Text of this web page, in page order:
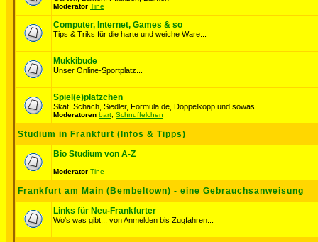
Moderator Tine
Computer, Internet, Games & so
Tips & Triks für die harte und weiche Ware...
Mukkibude
Unser Online-Sportplatz...
Spiel(e)plätzchen
Skat, Schach, Siedler, Formula de, Doppelkopp und sowas...
Moderatoren bart Schnuffelchen
Studium in Frankfurt (Infos & Tipps)
Bio Studium von A-Z
Moderator Tine
Frankfurt am Main (Bembeltown) - eine Gebrauchsanweisung
Links für Neu-Frankfurter
Wo's was gibt... von Anmelden bis Zugfahren...